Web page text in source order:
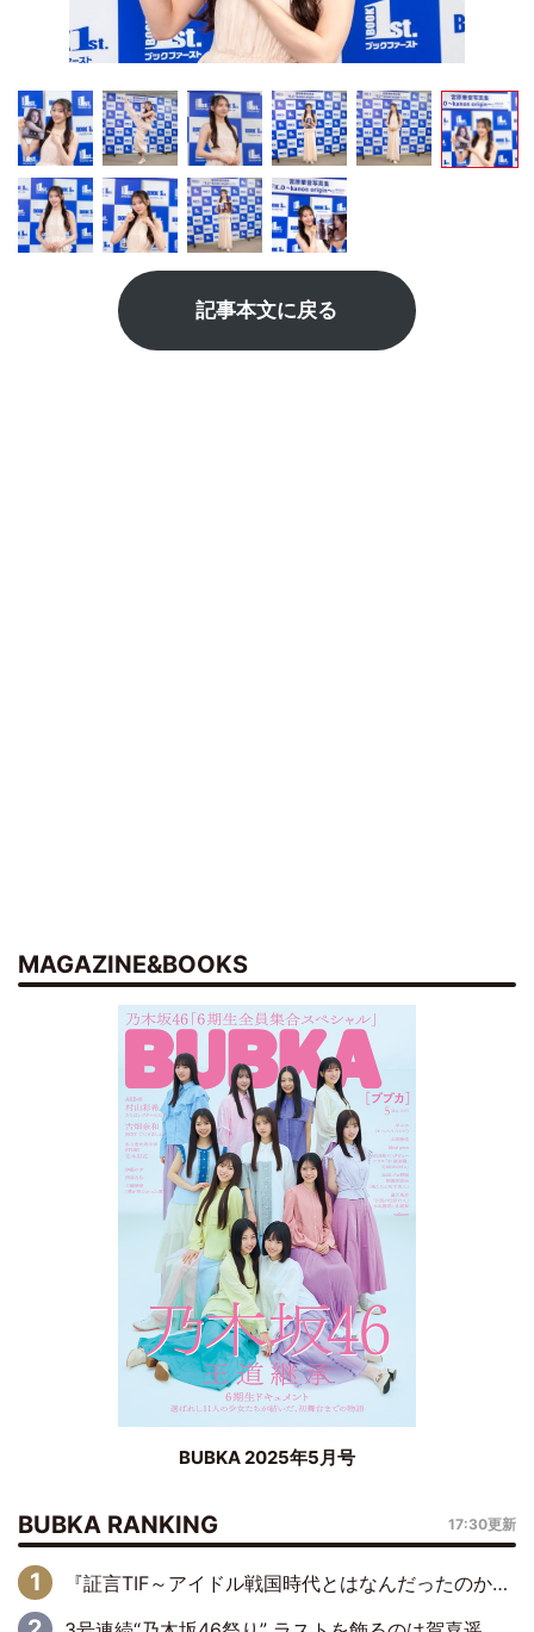
記事本文に戻る
MAGAZINE&BOOKS
BUBKA 2025年5月号
BUBKA RANKING 17:30更新
『証言TIF～アイドル戦国時代とはなんだったのか～』第6回：でんぱ組.inc・古川未鈴×相沢梨紗「『ハロプロやりたかったな』って言ったら、夢眠ねむさんに『てめえはでんぱ組．incなんだよ！』って肩パンされて(笑)」